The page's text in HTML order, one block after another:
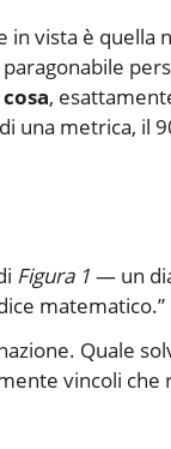
in vista è
cosa,
una metrica, il
Figura 1 — un
matematico.”
Quale
vincoli